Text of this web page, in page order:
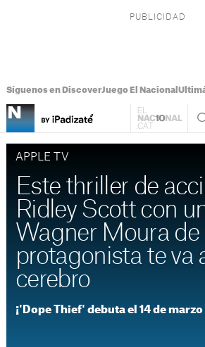
Síguenos en DiscoverJuego El Nacional
APPLE TV
Este thriller de
Ridley Scott con
Wagner Moura de
protagonista te va
cerebro
¡'Dope Thief' debuta el 14 de